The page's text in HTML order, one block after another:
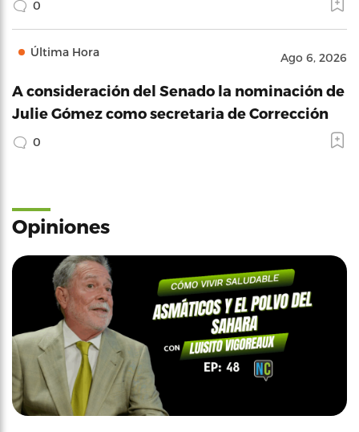
0
Última Hora Ago 6, 2026
A consideración del Senado la nominación de
Julie Gómez como secretaria de Corrección
0
Opiniones